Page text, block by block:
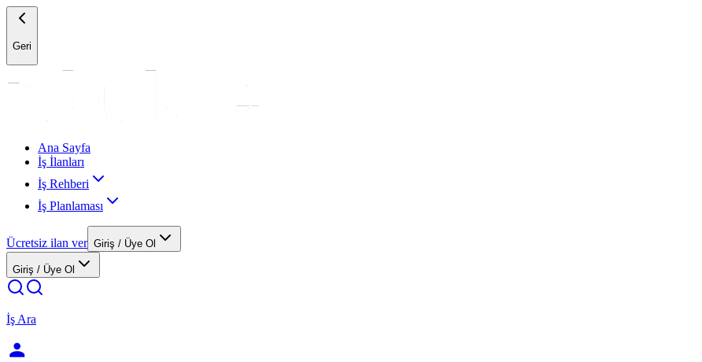
Geri
Ana Sayfa
İş İlanları
İş Rehberi
İş Planlaması
Ücretsiz ilan ver Giriş / Üye Ol
Giriş / Üye Ol
İş Ara